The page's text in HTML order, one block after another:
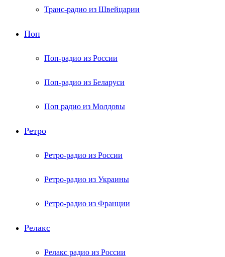
Транс-радио из Швейцарии
Поп
Поп-радио из России
Поп-радио из Беларуси
Поп радио из Молдовы
Ретро
Ретро-радио из России
Ретро-радио из Украины
Ретро-радио из Франции
Релакс
Релакс радио из России